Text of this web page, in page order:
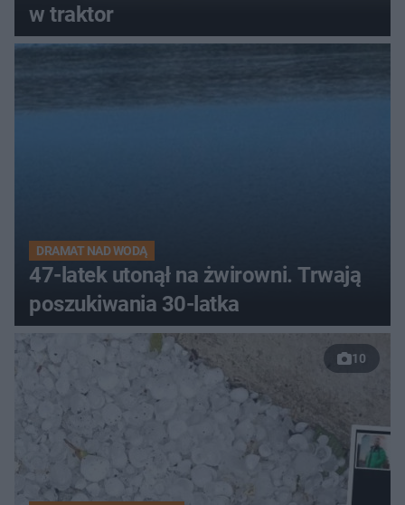
w traktor
DRAMAT NAD WODĄ
47-latek utonął na żwirowni. Trwają
poszukiwania 30-latka
10